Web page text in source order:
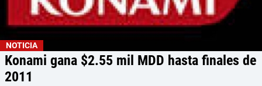
NOTICIA
Konami gana $2.55 mil MDD hasta finales de
2011